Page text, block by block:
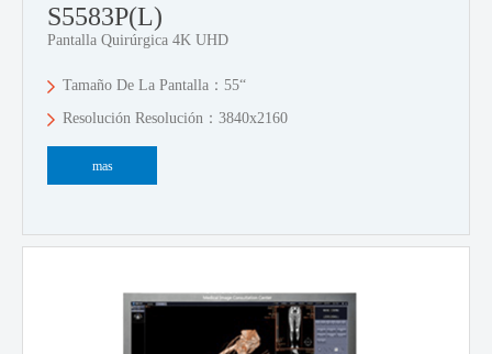
S5583P(L)
Pantalla Quirúrgica 4K UHD
Tamaño De La Pantalla：55“
Resolución Resolución：3840x2160
mas